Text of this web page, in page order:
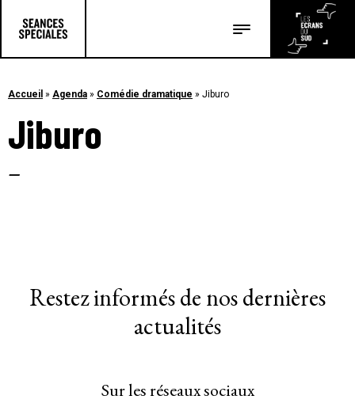
Accueil » Agenda » Comédie dramatique » Jiburo
Jiburo
–
Restez informés de nos dernières
actualités
Sur les réseaux sociaux